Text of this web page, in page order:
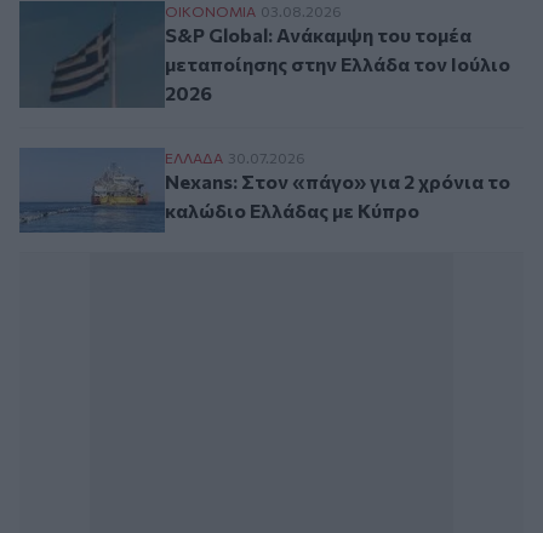
S&P Global: Ανάκαμψη του τομέα
ΟΙΚΟΝΟΜΙΑ 03.08.2026
S&P Global: Ανάκαμψη του τομέα
μεταποίησης στην Ελλάδα τον Ιούλιο
2026
Nexans: Στον «πάγο» για 2 χρόνια το
ΕΛΛAΔΑ 30.07.2026
Nexans: Στον «πάγο» για 2 χρόνια το
καλώδιο Ελλάδας με Κύπρο